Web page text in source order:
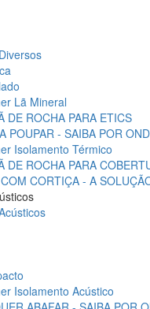
Lã Mineral
DE ROCHA PARA ETICS
POUPAR - SAIBA POR
Isolamento Térmico
DE ROCHA PARA
CORTIÇA - A
Isolamento Acústico